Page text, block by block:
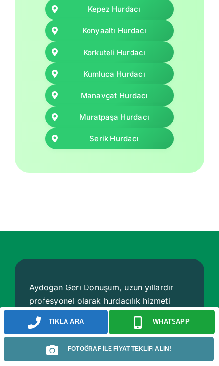
Kepez Hurdacı
Konyaaltı Hurdacı
Korkuteli Hurdacı
Kumluca Hurdacı
Manavgat Hurdacı
Muratpaşa Hurdacı
Serik Hurdacı
Aydoğan Geri Dönüşüm, uzun yıllardır
profesyonel olarak hurdacılık hizmeti
vermektedir. İstanbul ağırlıklı olmak üzere
Türkiye genelinde birçok bölgedeHurdacı
olarak hizmet sağlamaktadır.
TIKLA ARA WHATSAPP
FOTOĞRAF İLE FİYAT TEKLİFİ ALIN!